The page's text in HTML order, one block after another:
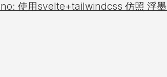
使用svelte+tailwindcss 仿照 浮